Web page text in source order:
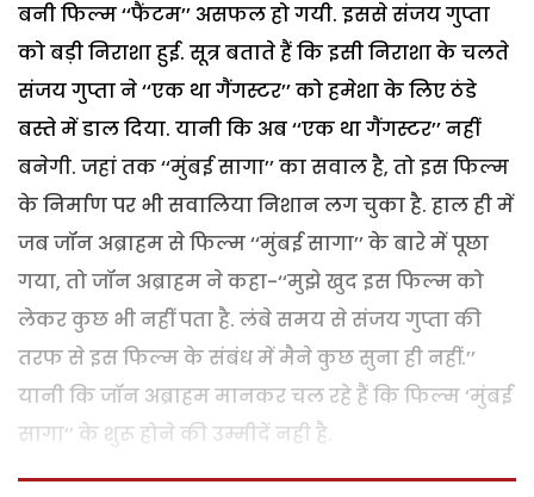
बनी फिल्म ‘‘फैंटम’’ असफल हो गयी. इससे संजय गुप्ता
को बड़ी निराशा हुई. सूत्र बताते हैं कि इसी निराशा के चलते
संजय गुप्ता ने ‘‘एक था गैंगस्टर’’ को हमेशा के लिए ठंडे
बस्ते में डाल दिया. यानी कि अब ‘‘एक था गैंगस्टर’’ नहीं
बनेगी. जहां तक ‘‘मुंबई सागा’’ का सवाल है, तो इस फिल्म
के निर्माण पर भी सवालिया निशान लग चुका है. हाल ही में
जब जॉन अब्राहम से फिल्म ‘‘मुंबई सागा’’ के बारे में पूछा
गया, तो जॉन अब्राहम ने कहा-‘‘मुझे खुद इस फिल्म को
लेकर कुछ भी नहीं पता है. लंबे समय से संजय गुप्ता की
तरफ से इस फिल्म के संबंध में मैने कुछ सुना ही नहीं.’’
यानी कि जॉन अब्राहम मानकर चल रहे हैं कि फिल्म ‘मुंबई
सागा’’ के शुरू होने की उम्मीदें नही है.